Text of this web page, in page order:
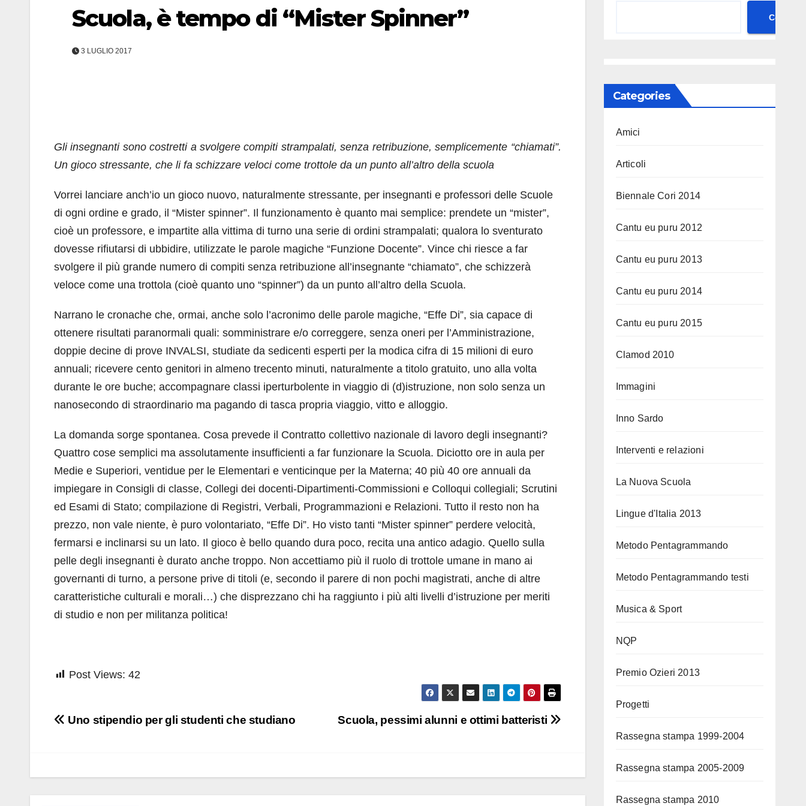
Scuola, è tempo di “Mister Spinner”
3 LUGLIO 2017
Gli insegnanti sono costretti a svolgere compiti strampalati, senza retribuzione, semplicemente “chiamati”.
Un gioco stressante, che li fa schizzare veloci come trottole da un punto all’altro della scuola
Vorrei lanciare anch’io un gioco nuovo, naturalmente stressante, per insegnanti e professori delle Scuole
di ogni ordine e grado, il “Mister spinner”. Il funzionamento è quanto mai semplice: prendete un “mister”,
cioè un professore, e impartite alla vittima di turno una serie di ordini strampalati; qualora lo sventurato
dovesse rifiutarsi di ubbidire, utilizzate le parole magiche “Funzione Docente”. Vince chi riesce a far
svolgere il più grande numero di compiti senza retribuzione all’insegnante “chiamato”, che schizzerà
veloce come una trottola (cioè quanto uno “spinner”) da un punto all’altro della Scuola.
Narrano le cronache che, ormai, anche solo l’acronimo delle parole magiche, “Effe Di”, sia capace di
ottenere risultati paranormali quali: somministrare e/o correggere, senza oneri per l’Amministrazione,
doppie decine di prove INVALSI, studiate da sedicenti esperti per la modica cifra di 15 milioni di euro
annuali; ricevere cento genitori in almeno trecento minuti, naturalmente a titolo gratuito, uno alla volta
durante le ore buche; accompagnare classi iperturbolente in viaggio di (d)istruzione, non solo senza un
nanosecondo di straordinario ma pagando di tasca propria viaggio, vitto e alloggio.
La domanda sorge spontanea. Cosa prevede il Contratto collettivo nazionale di lavoro degli insegnanti?
Quattro cose semplici ma assolutamente insufficienti a far funzionare la Scuola. Diciotto ore in aula per
Medie e Superiori, ventidue per le Elementari e venticinque per la Materna; 40 più 40 ore annuali da
impiegare in Consigli di classe, Collegi dei docenti-Dipartimenti-Commissioni e Colloqui collegiali; Scrutini
ed Esami di Stato; compilazione di Registri, Verbali, Programmazioni e Relazioni. Tutto il resto non ha
prezzo, non vale niente, è puro volontariato, “Effe Di”. Ho visto tanti “Mister spinner” perdere velocità,
fermarsi e inclinarsi su un lato. Il gioco è bello quando dura poco, recita una antico adagio. Quello sulla
pelle degli insegnanti è durato anche troppo. Non accettiamo più il ruolo di trottole umane in mano ai
governanti di turno, a persone prive di titoli (e, secondo il parere di non pochi magistrati, anche di altre
caratteristiche culturali e morali…) che disprezzano chi ha raggiunto i più alti livelli d’istruzione per meriti
di studio e non per militanza politica!
Post Views: 42
Navigazione
Scuola, pessimi alunni e ottimi batteristi
Uno stipendio per gli studenti che studiano
Cerca
Categories
Amici
Articoli
Biennale Cori 2014
Cantu eu puru 2012
Cantu eu puru 2013
Cantu eu puru 2014
Cantu eu puru 2015
Clamod 2010
Immagini
Inno Sardo
Interventi e relazioni
La Nuova Scuola
Lingue d'Italia 2013
Metodo Pentagrammando
Metodo Pentagrammando testi
Musica & Sport
NQP
Premio Ozieri 2013
Progetti
Rassegna stampa 1999-2004
Rassegna stampa 2005-2009
Rassegna stampa 2010